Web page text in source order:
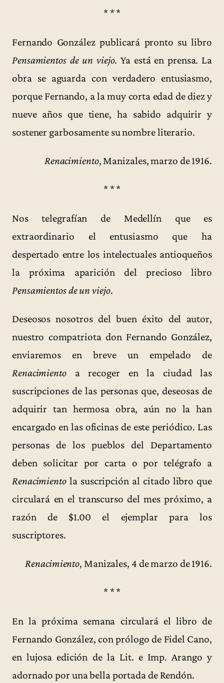
* * *
Fernando González publicará pronto su libro
Pensamientos de un viejo. Ya está en prensa. La
obra se aguarda con verdadero entusiasmo,
porque Fernando, a la muy corta edad de diez y
nueve años que tiene, ha sabido adquirir y
sostener garbosamente su nombre literario.
Renacimiento, Manizales, marzo de 1916.
* * *
Nos telegrafían de Medellín que es
extraordinario el entusiasmo que ha
despertado entre los intelectuales antioqueños
la próxima aparición del precioso libro
Pensamientos de un viejo.
Deseosos nosotros del buen éxito del autor,
nuestro compatriota don Fernando González,
enviaremos en breve un empelado de
Renacimientoa recoger en la ciudad las
suscripciones de las personas que, deseosas de
adquirir tan hermosa obra, aún no la han
encargado en las oficinas de este periódico. Las
personas de los pueblos del Departamento
deben solicitar por carta o por telégrafo a
Renacimientola suscripción al citado libro que
circulará en el transcurso del mes próximo, a
razón de $1.00 el ejemplar para los
suscriptores.
Renacimiento, Manizales, 4 de marzo de 1916.
* * *
En la próxima semana circulará el libro de
Fernando González, con prólogo de Fidel Cano,
en lujosa edición de la Lit. e Imp. Arango y
adornado por una bella portada de Rendón.